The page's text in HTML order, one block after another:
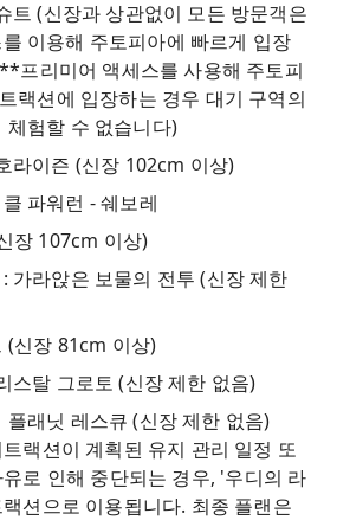
트 (신장과 상관없이 모든 방문객은
이용해 주토피아에 빠르게 입장
프리미어 액세스를 사용해 주토피
랙션에 입장하는 경우 대기 구역의
체험할 수 없습니다)
라이즌 (신장 102cm 이상)
파워런 - 쉐보레
장 107cm 이상)
가라앉은 보물의 전투 (신장 제한
(신장 81cm 이상)
스탈 그로토 (신장 제한 없음)
플래닛 레스큐 (신장 제한 없음)
랙션이 계획된 유지 관리 일정 또
로 인해 중단되는 경우, '우디의 라
션으로 이용됩니다. 최종 플랜은